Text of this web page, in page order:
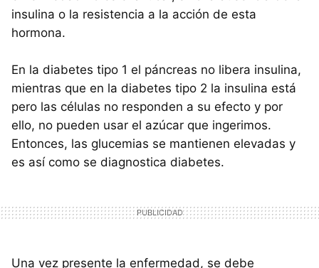
insulina o la resistencia a la acción de esta
hormona.
En la diabetes tipo 1 el páncreas no libera insulina,
mientras que en la diabetes tipo 2 la insulina está
pero las células no responden a su efecto y por
ello, no pueden usar el azúcar que ingerimos.
Entonces, las glucemias se mantienen elevadas y
es así como se diagnostica diabetes.
Una vez presente la enfermedad, se debe